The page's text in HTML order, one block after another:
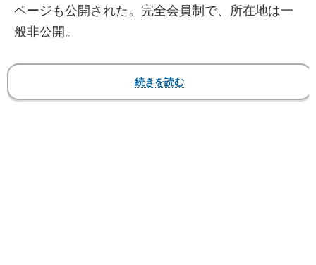
ページも公開された。完全会員制で、所在地は一
般非公開。
公式サイトでは「世界チャンピオンたちが監修
するパーソナル特化型ジム」と謳っており、「他